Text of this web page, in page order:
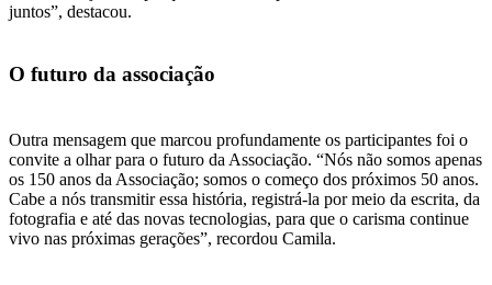
juntos”, destacou.
O futuro da associação
Outra mensagem que marcou profundamente os participantes foi o
convite a olhar para o futuro da Associação. “Nós não somos apenas
os 150 anos da Associação; somos o começo dos próximos 50 anos.
Cabe a nós transmitir essa história, registrá-la por meio da escrita, da
fotografia e até das novas tecnologias, para que o carisma continue
vivo nas próximas gerações”, recordou Camila.